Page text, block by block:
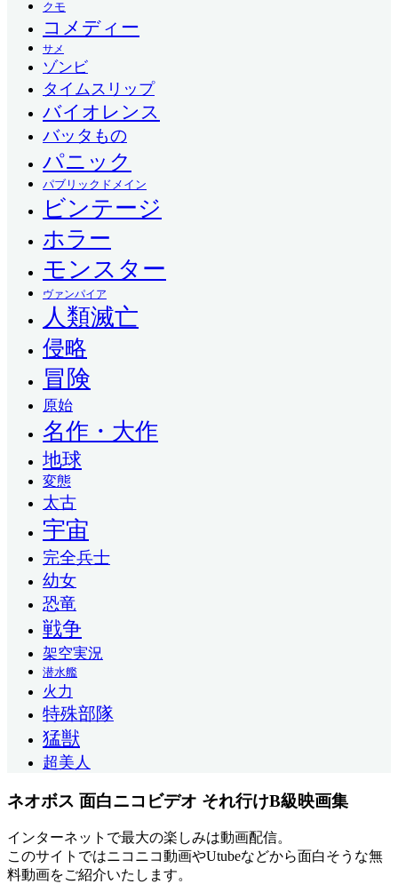
クモ
コメディー
サメ
ゾンビ
タイムスリップ
バイオレンス
バッタもの
パニック
パブリックドメイン
ビンテージ
ホラー
モンスター
ヴァンパイア
人類滅亡
侵略
冒険
原始
名作・大作
地球
変態
太古
宇宙
完全兵士
幼女
恐竜
戦争
架空実況
潜水艦
火力
特殊部隊
猛獣
超美人
ネオボス 面白ニコビデオ それ行けB級映画集
インターネットで最大の楽しみは動画配信。
このサイトではニコニコ動画やUtubeなどから面白そうな無
料動画をご紹介いたします。